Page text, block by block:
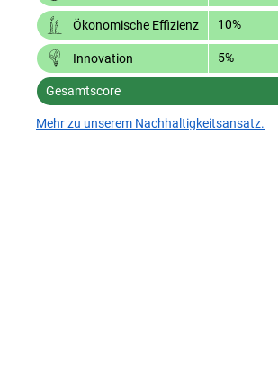
Ökonomische Effizienz 10%
Innovation 5%
Gesamtscore
Mehr zu unserem Nachhaltigkeitsansatz.